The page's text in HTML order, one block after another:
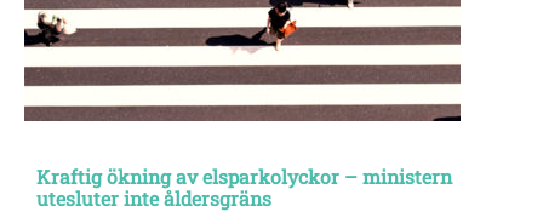
Kraftig ökning av elsparkolyckor – ministern
utesluter inte åldersgräns